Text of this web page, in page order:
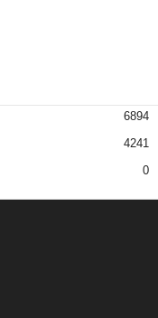
6894
4241
0